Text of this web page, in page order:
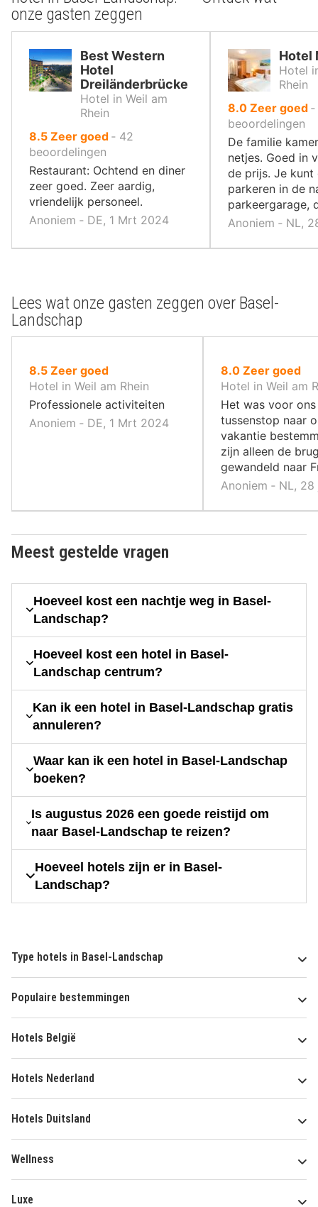
onze gasten zeggen
Best Western
Hotel
Dreiländerbrücke
Hotel in Weil am
Rhein
8.5uit
10
,
Zeer goed ‐ 42
beoordelingen
Restaurant: Ochtend en diner
zeer goed. Zeer aardig,
vriendelijk personeel.
Anoniem ‐ DE, 1 Mrt 2024
Hotel
Hotel
Rhein
8.0uit
10
,
Zeer goed ‐
beoordelingen
De familie
netjes. Goed in
de prijs. Je kunt
parkeren in de
parkeergarage,
Anoniem ‐ NL,
Lees wat onze gasten zeggen over Basel-
Landschap
8.5uit
10
,
Zeer goed
Hotel in Weil am Rhein
Professionele activiteiten
Anoniem ‐ DE, 1 Mrt 2024
8.0uit
10
Zeer goed
Hotel in Weil am
Het was voor ons
tussenstop naar
vakantie
zijn alleen de
gewandeld naar
Anoniem ‐ NL,
Meest gestelde vragen
Hoeveel kost een nachtje weg in Basel-
Landschap?
Hoeveel kost een hotel in Basel-
Landschap centrum?
Kan ik een hotel in Basel-Landschap gratis
annuleren?
Waar kan ik een hotel in Basel-Landschap
boeken?
Is augustus 2026 een goede reistijd om
naar Basel-Landschap te reizen?
Hoeveel hotels zijn er in Basel-
Landschap?
Type hotels in Basel-Landschap
Populaire bestemmingen
Hotels België
Hotels Nederland
Hotels Duitsland
Wellness
Luxe